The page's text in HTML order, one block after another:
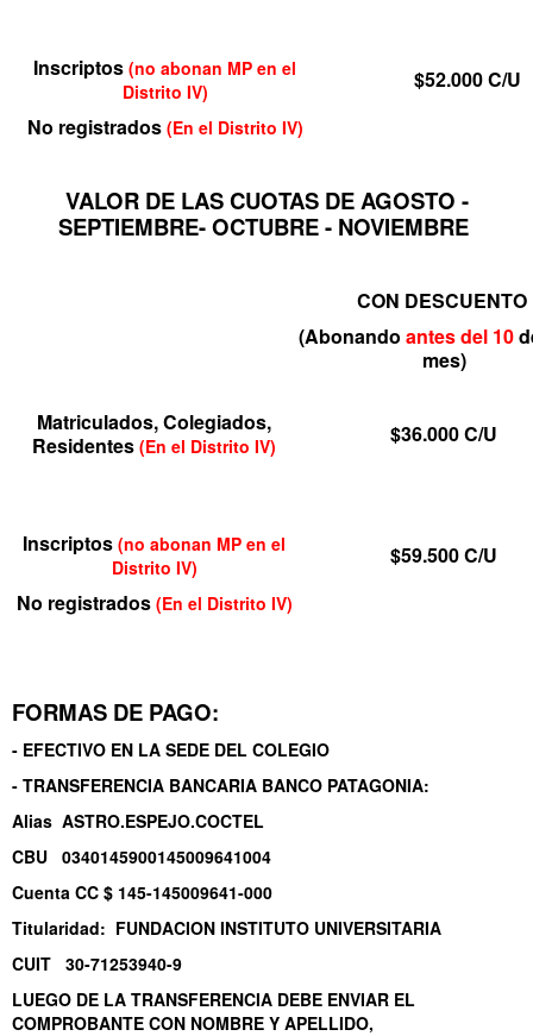
Inscriptos (no abonan MP en el
Distrito IV)
No registrados (En el Distrito IV)
$52.000C/U
VALOR DE LAS CUOTAS DE AGOSTO -
SEPTIEMBRE- OCTUBRE - NOVIEMBRE
CON DESCUENTO
(Abonando antesdel 10
mes)
Matriculados, Colegiados,
Residentes (En el Distrito IV) $36.000C/U
Inscriptos (no abonan MP en el
Distrito IV)
No registrados (En el Distrito IV)
$59.500C/U
FORMAS DE PAGO:
- EFECTIVO EN LA SEDE DEL COLEGIO
- TRANSFERENCIA BANCARIA BANCO PATAGONIA:
Alias ASTRO.ESPEJO.COCTEL
CBU 0340145900145009641004
Cuenta CC $ 145-145009641-000
Titularidad: FUNDACION INSTITUTO UNIVERSITARIA
CUIT 30-71253940-9
LUEGO DE LA TRANSFERENCIA DEBE ENVIAR EL
COMPROBANTE CON NOMBRE Y APELLIDO,